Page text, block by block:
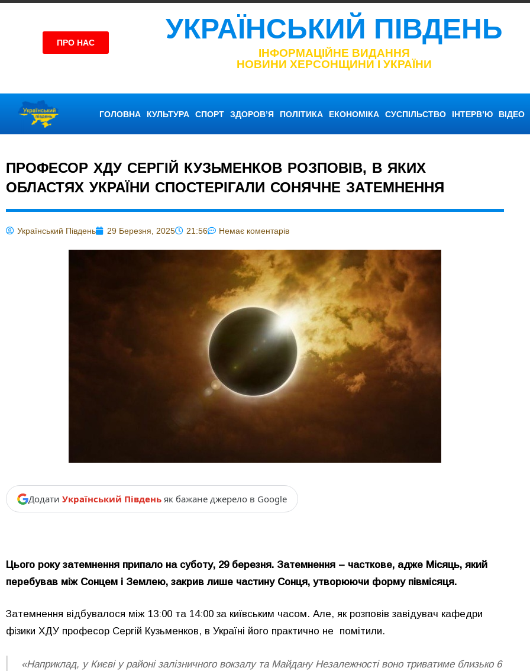
ПРО НАС УКРАЇНСЬКИЙ ПІВДЕНЬ
ІНФОРМАЦІЙНЕ ВИДАННЯ
НОВИНИ ХЕРСОНЩИНИ І УКРАЇНИ
ГОЛОВНА КУЛЬТУРА СПОРТ ЗДОРОВ’Я ПОЛІТИКА ЕКОНОМІКА СУСПІЛЬСТВО ІНТЕРВ’Ю ВІДЕО
ПРОФЕСОР ХДУ СЕРГІЙ КУЗЬМЕНКОВ РОЗПОВІВ, В ЯКИХ
ОБЛАСТЯХ УКРАЇНИ СПОСТЕРІГАЛИ СОНЯЧНЕ ЗАТЕМНЕННЯ
Український Південь 29 Березня, 2025 21:56 Немає коментарів
Додати Український Південь як бажане джерело в Google
Цього року затемнення припало на суботу, 29 березня. Затемнення – часткове, адже Місяць, який
перебував між Сонцем і Землею, закрив лише частину Сонця, утворюючи форму півмісяця.
Затемнення відбувалося між 13:00 та 14:00 за київським часом. Але, як розповів завідувач кафедри
фізики ХДУ професор Сергій Кузьменков, в Україні його практично не помітили.
«Наприклад, у Києві у районі залізничного вокзалу та Майдану Незалежності воно триватиме близько 6